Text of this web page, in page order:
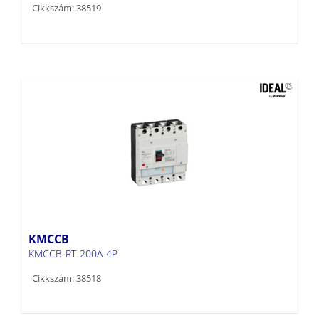
Cikkszám: 38519
KMCCB
KMCCB-RT-200A-4P
Cikkszám: 38518